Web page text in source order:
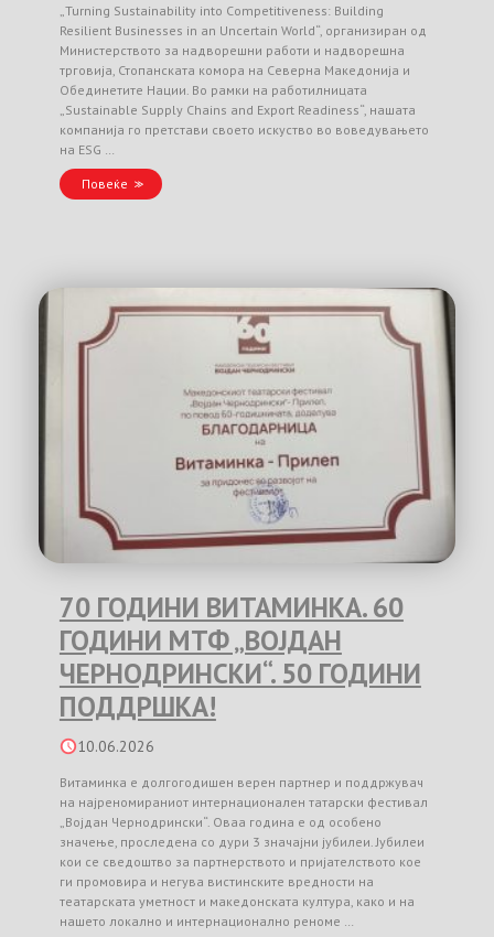
„Turning Sustainability into Competitiveness: Building
Resilient Businesses in an Uncertain World“, организиран од
Министерството за надворешни работи и надворешна
трговија, Стопанската комора на Северна Македонија и
Обединетите Нации. Во рамки на работилницата
„Sustainable Supply Chains and Export Readiness“, нашата
компанија го претстави своето искуство во воведувањето
на ESG …
Повеќе
70 ГОДИНИ ВИТАМИНКА. 60
ГОДИНИ МТФ „ВОЈДАН
ЧЕРНОДРИНСКИ“. 50 ГОДИНИ
ПОДДРШКА!
10.06.2026
Витаминка е долгогодишен верен партнер и поддржувач
на најреномираниот интернационален татарски фестивал
„Војдан Чернодрински“. Оваа година е од особено
значење, проследена со дури 3 значајни јубилеи. Јубилеи
кои се сведоштво за партнерството и пријателството кое
ги промовира и негува вистинските вредности на
театарската уметност и македонската култура, како и на
нашето локално и интернационално реноме …